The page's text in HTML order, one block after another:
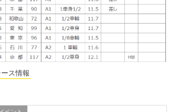
ス情報